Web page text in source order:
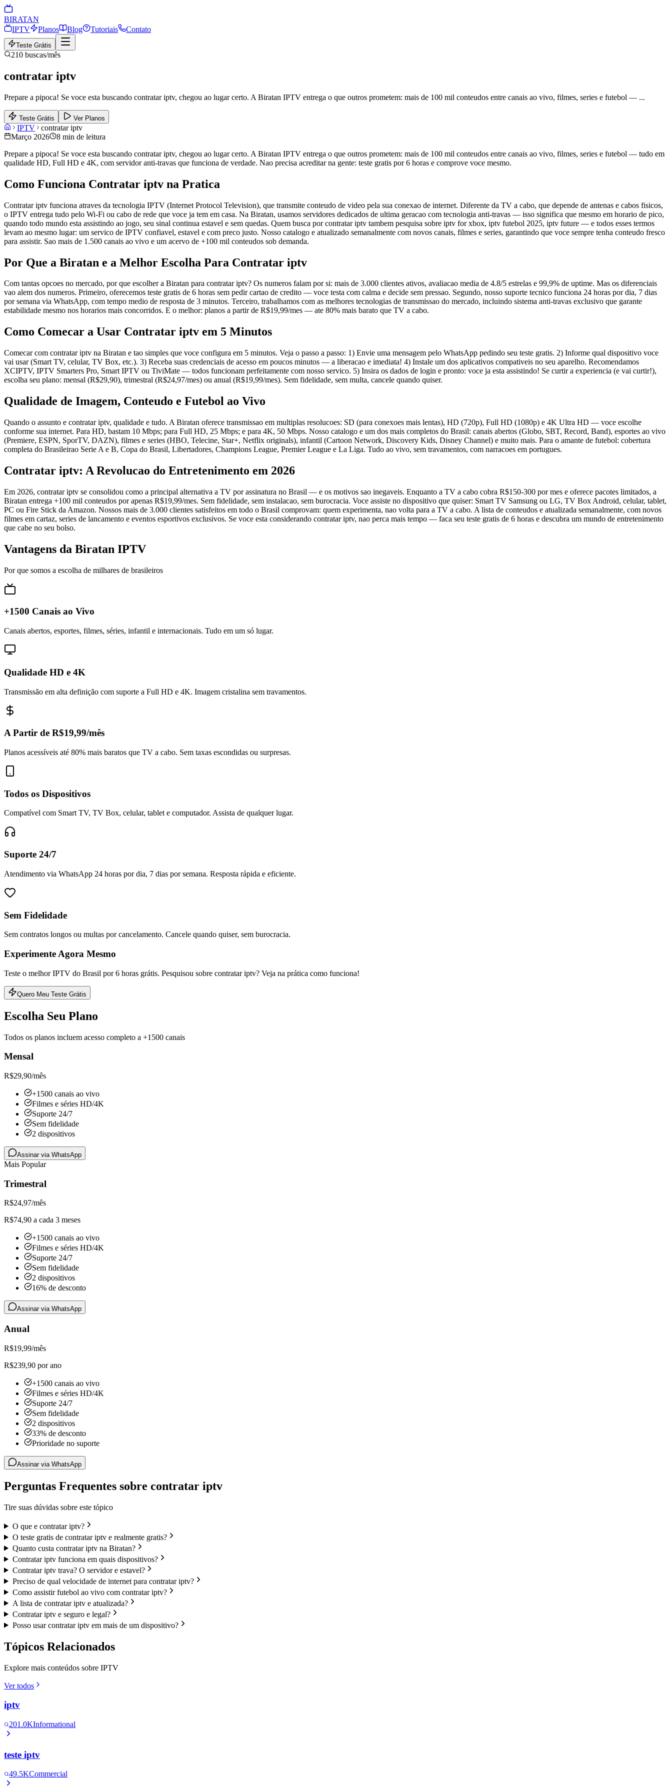
BIRATAN
IPTV
Planos Blog Tutoriais Contato
Teste Grátis
210 buscas/mês
contratar iptv
Prepare a pipoca! Se voce esta buscando contratar iptv, chegou ao lugar certo. A Biratan IPTV entrega o que outros prometem: mais de 100 mil conteudos entre canais ao vivo, filmes, series e futebol — ...
Teste Grátis Ver Planos
IPTV
contratar iptv
Março 2026
8 min de leitura
Prepare a pipoca! Se voce esta buscando contratar iptv, chegou ao lugar certo. A Biratan IPTV entrega o que outros prometem: mais de 100 mil conteudos entre canais ao vivo, filmes, series e futebol — tudo em
qualidade HD, Full HD e 4K, com servidor anti-travas que funciona de verdade. Nao precisa acreditar na gente: teste gratis por 6 horas e comprove voce mesmo.
Como Funciona Contratar iptv na Pratica
Contratar iptv funciona atraves da tecnologia IPTV (Internet Protocol Television), que transmite conteudo de video pela sua conexao de internet. Diferente da TV a cabo, que depende de antenas e cabos fisicos,
o IPTV entrega tudo pelo Wi-Fi ou cabo de rede que voce ja tem em casa. Na Biratan, usamos servidores dedicados de ultima geracao com tecnologia anti-travas — isso significa que mesmo em horario de pico,
quando todo mundo esta assistindo ao jogo, seu sinal continua estavel e sem quedas. Quem busca por contratar iptv tambem pesquisa sobre iptv for xbox, iptv futebol 2025, iptv future — e todos esses termos
levam ao mesmo lugar: um servico de IPTV confiavel, estavel e com preco justo. Nosso catalogo e atualizado semanalmente com novos canais, filmes e series, garantindo que voce sempre tenha conteudo fresco
para assistir. Sao mais de 1.500 canais ao vivo e um acervo de +100 mil conteudos sob demanda.
Por Que a Biratan e a Melhor Escolha Para Contratar iptv
Com tantas opcoes no mercado, por que escolher a Biratan para contratar iptv? Os numeros falam por si: mais de 3.000 clientes ativos, avaliacao media de 4.8/5 estrelas e 99,9% de uptime. Mas os diferenciais
vao alem dos numeros. Primeiro, oferecemos teste gratis de 6 horas sem pedir cartao de credito — voce testa com calma e decide sem pressao. Segundo, nosso suporte tecnico funciona 24 horas por dia, 7 dias
por semana via WhatsApp, com tempo medio de resposta de 3 minutos. Terceiro, trabalhamos com as melhores tecnologias de transmissao do mercado, incluindo sistema anti-travas exclusivo que garante
estabilidade mesmo nos horarios mais concorridos. E o melhor: planos a partir de R$19,99/mes — ate 80% mais barato que TV a cabo.
Como Comecar a Usar Contratar iptv em 5 Minutos
Comecar com contratar iptv na Biratan e tao simples que voce configura em 5 minutos. Veja o passo a passo: 1) Envie uma mensagem pelo WhatsApp pedindo seu teste gratis. 2) Informe qual dispositivo voce
vai usar (Smart TV, celular, TV Box, etc.). 3) Receba suas credenciais de acesso em poucos minutos — a liberacao e imediata! 4) Instale um dos aplicativos compativeis no seu aparelho. Recomendamos
XCIPTV, IPTV Smarters Pro, Smart IPTV ou TiviMate — todos funcionam perfeitamente com nosso servico. 5) Insira os dados de login e pronto: voce ja esta assistindo! Se curtir a experiencia (e vai curtir!),
escolha seu plano: mensal (R$29,90), trimestral (R$24,97/mes) ou anual (R$19,99/mes). Sem fidelidade, sem multa, cancele quando quiser.
Qualidade de Imagem, Conteudo e Futebol ao Vivo
Quando o assunto e contratar iptv, qualidade e tudo. A Biratan oferece transmissao em multiplas resolucoes: SD (para conexoes mais lentas), HD (720p), Full HD (1080p) e 4K Ultra HD — voce escolhe
conforme sua internet. Para HD, bastam 10 Mbps; para Full HD, 25 Mbps; e para 4K, 50 Mbps. Nosso catalogo e um dos mais completos do Brasil: canais abertos (Globo, SBT, Record, Band), esportes ao vivo
(Premiere, ESPN, SporTV, DAZN), filmes e series (HBO, Telecine, Star+, Netflix originals), infantil (Cartoon Network, Discovery Kids, Disney Channel) e muito mais. Para o amante de futebol: cobertura
completa do Brasileirao Serie A e B, Copa do Brasil, Libertadores, Champions League, Premier League e La Liga. Tudo ao vivo, sem travamentos, com narracoes em portugues.
Contratar iptv: A Revolucao do Entretenimento em 2026
Em 2026, contratar iptv se consolidou como a principal alternativa a TV por assinatura no Brasil — e os motivos sao inegaveis. Enquanto a TV a cabo cobra R$150-300 por mes e oferece pacotes limitados, a
Biratan entrega +100 mil conteudos por apenas R$19,99/mes. Sem fidelidade, sem instalacao, sem burocracia. Voce assiste no dispositivo que quiser: Smart TV Samsung ou LG, TV Box Android, celular, tablet,
PC ou Fire Stick da Amazon. Nossos mais de 3.000 clientes satisfeitos em todo o Brasil comprovam: quem experimenta, nao volta para a TV a cabo. A lista de conteudos e atualizada semanalmente, com novos
filmes em cartaz, series de lancamento e eventos esportivos exclusivos. Se voce esta considerando contratar iptv, nao perca mais tempo — faca seu teste gratis de 6 horas e descubra um mundo de entretenimento
que cabe no seu bolso.
Vantagens da Biratan IPTV
Por que somos a escolha de milhares de brasileiros
+1500 Canais ao Vivo
Canais abertos, esportes, filmes, séries, infantil e internacionais. Tudo em um só lugar.
Qualidade HD e 4K
Transmissão em alta definição com suporte a Full HD e 4K. Imagem cristalina sem travamentos.
A Partir de R$19,99/mês
Planos acessíveis até 80% mais baratos que TV a cabo. Sem taxas escondidas ou surpresas.
Todos os Dispositivos
Compatível com Smart TV, TV Box, celular, tablet e computador. Assista de qualquer lugar.
Suporte 24/7
Atendimento via WhatsApp 24 horas por dia, 7 dias por semana. Resposta rápida e eficiente.
Sem Fidelidade
Sem contratos longos ou multas por cancelamento. Cancele quando quiser, sem burocracia.
Experimente Agora Mesmo
Teste o melhor IPTV do Brasil por 6 horas grátis. Pesquisou sobre contratar iptv? Veja na prática como funciona!
Quero Meu Teste Grátis
Escolha Seu Plano
Todos os planos incluem acesso completo a +1500 canais
Mensal
R$29,90/mês
+1500 canais ao vivo
Filmes e séries HD/4K
Suporte 24/7
Sem fidelidade
2 dispositivos
Assinar via WhatsApp
Mais Popular
Trimestral
R$24,97/mês
R$74,90 a cada 3 meses
+1500 canais ao vivo
Filmes e séries HD/4K
Suporte 24/7
Sem fidelidade
2 dispositivos
16% de desconto
Assinar via WhatsApp
Anual
R$19,99/mês
R$239,90 por ano
+1500 canais ao vivo
Filmes e séries HD/4K
Suporte 24/7
Sem fidelidade
2 dispositivos
33% de desconto
Prioridade no suporte
Assinar via WhatsApp
Perguntas Frequentes sobre contratar iptv
Tire suas dúvidas sobre este tópico
O que e contratar iptv?
O teste gratis de contratar iptv e realmente gratis?
Quanto custa contratar iptv na Biratan?
Contratar iptv funciona em quais dispositivos?
Contratar iptv trava? O servidor e estavel?
Preciso de qual velocidade de internet para contratar iptv?
Como assistir futebol ao vivo com contratar iptv?
A lista de contratar iptv e atualizada?
Contratar iptv e seguro e legal?
Posso usar contratar iptv em mais de um dispositivo?
Tópicos Relacionados
Explore mais conteúdos sobre IPTV
Ver todos
iptv
201.0KInformational
teste iptv
49.5KCommercial